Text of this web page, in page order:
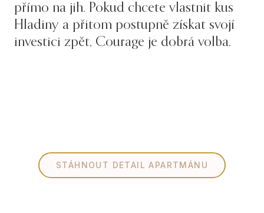
přímo na jih. Pokud chcete vlastnit kus
Hladiny a přitom postupně získat svojí
investici zpět, Courage je dobrá volba.
STÁHNOUT DETAIL APARTMÁNU